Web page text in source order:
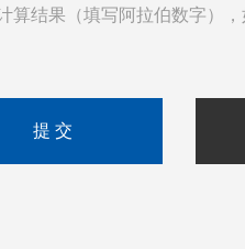
算结果（填写阿拉伯数字）